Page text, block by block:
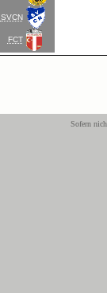
SVCN
FCT
Sofern